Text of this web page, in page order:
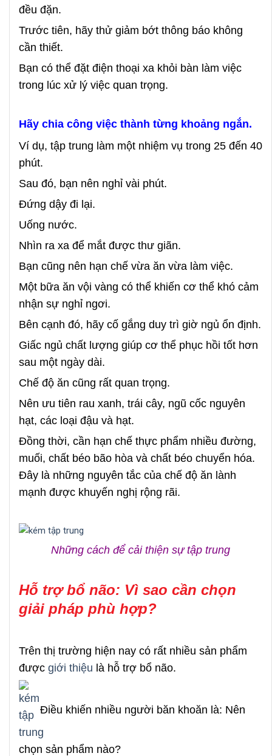
đều đặn.
Trước tiên, hãy thử giảm bớt thông báo không
cần thiết.
Bạn có thể đặt điện thoại xa khỏi bàn làm việc
trong lúc xử lý việc quan trọng.
Hãy chia công việc thành từng khoảng ngắn.
Ví dụ, tập trung làm một nhiệm vụ trong 25 đến 40
phút.
Sau đó, bạn nên nghỉ vài phút.
Đứng dậy đi lại.
Uống nước.
Nhìn ra xa để mắt được thư giãn.
Bạn cũng nên hạn chế vừa ăn vừa làm việc.
Một bữa ăn vội vàng có thể khiến cơ thể khó cảm
nhận sự nghỉ ngơi.
Bên cạnh đó, hãy cố gắng duy trì giờ ngủ ổn định.
Giấc ngủ chất lượng giúp cơ thể phục hồi tốt hơn
sau một ngày dài.
Chế độ ăn cũng rất quan trọng.
Nên ưu tiên rau xanh, trái cây, ngũ cốc nguyên
hạt, các loại đậu và hạt.
Đồng thời, cần hạn chế thực phẩm nhiều đường,
muối, chất béo bão hòa và chất béo chuyển hóa.
Đây là những nguyên tắc của chế độ ăn lành
mạnh được khuyến nghị rộng rãi.
Những cách để cải thiện sự tập trung
Hỗ trợ bổ não: Vì sao cần chọn
giải pháp phù hợp?
Trên thị trường hiện nay có rất nhiều sản phẩm
được giới thiệu là hỗ trợ bổ não.
Điều khiến nhiều người băn khoăn là: Nên
chọn sản phẩm nào?